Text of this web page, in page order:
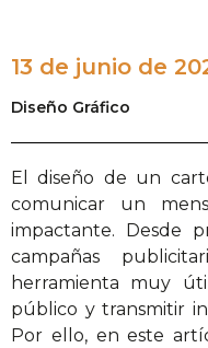
13 de junio de
Diseño Gráfico
El diseño de un
comunicar un
impactante. Desde
campañas
herramienta muy
público y transmitir
Por ello, en este